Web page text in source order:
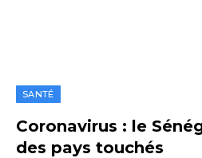
SANTÉ
Coronavirus : le
des pays touchés